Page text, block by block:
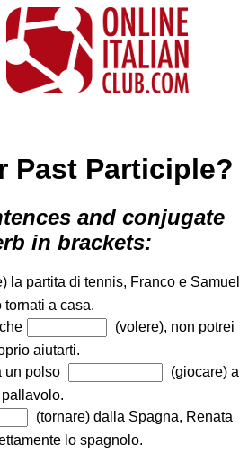
Past Participle?
and conjugate
in brackets:
la partita di tennis, Franco e Samuel
tornati a casa.
(volere), non potrei
aiutarti.
un polso
(giocare) a
pallavolo.
(tornare) dalla Spagna, Renata
lo spagnolo.